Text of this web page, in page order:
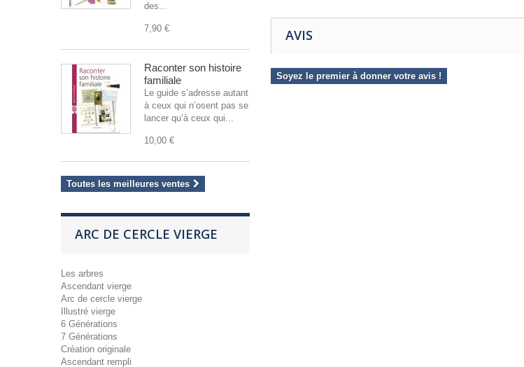
des...
7,90 €
Raconter son histoire
familiale
Le guide s’adresse autant
à ceux qui n’osent pas se
lancer qu’à ceux qui...
10,00 €
Toutes les meilleures ventes
ARC DE CERCLE VIERGE
Les arbres
Ascendant vierge
Arc de cercle vierge
Illustré vierge
6 Générations
7 Générations
Création originale
Ascendant rempli
AVIS
Soyez le premier à donner votre avis !